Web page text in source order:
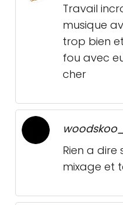
Travail
musique
trop bien
fou avec
cher
woodskoo_
Rien a dire
mixage et